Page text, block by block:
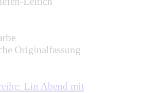
Originalfassung
Ein Abend mit